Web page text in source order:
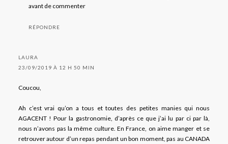
avant de commenter
RÉPONDRE
LAURA
23/09/2019 À 12 H 50 MIN
Coucou,
Ah c’est vrai qu’on a tous et toutes des petites manies qui nous
AGACENT ! Pour la gastronomie, d’après ce que j’ai lu par ci par là,
nous n’avons pas la même culture. En France, on aime manger et se
retrouver autour d’un repas pendant un bon moment, pas au CANADA